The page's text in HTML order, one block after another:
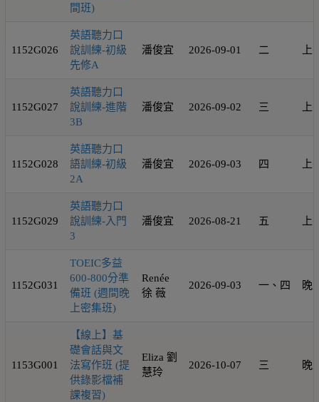
間班)
1152G026
英語聽力口
說訓練-初級
先修A
潘俊宜 2026-09-01 二 上
1152G027
英語聽力口
說訓練-進階
3B
潘俊宜 2026-09-02 三 上
1152G028
英語聽力口
語訓練-初級
2A
潘俊宜 2026-09-03 四 上
1152G029
英語聽力口
說訓練-入門
3
潘俊宜 2026-08-21 五 上
1152G031
TOEIC多益
600-800分準
備班 (週間晚
上密集班)
Renée
徐 薇
2026-09-03 一、四 晚
1153G001
【線上】基
礎會話與文
法寫作班 (提
供錄影檔補
課複習)
Eliza 劉
慧玲
2026-10-07 三 晚